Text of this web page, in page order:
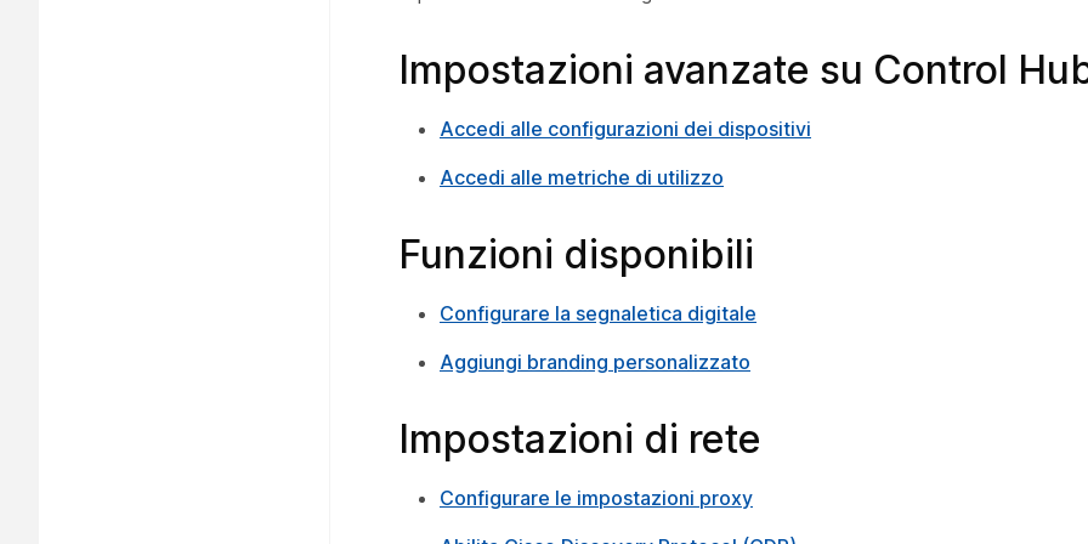
Impostazioni avanzate su Control
Accedi alle configurazioni dei dispositivi
Accedi alle metriche di utilizzo
Funzioni disponibili
Configurare la segnaletica digitale
Aggiungi branding personalizzato
Impostazioni di rete
Configurare le impostazioni proxy